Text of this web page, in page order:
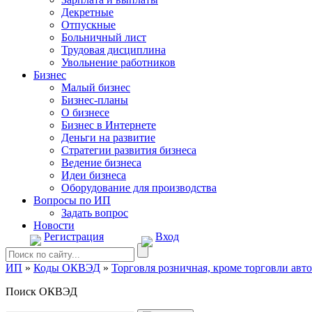
Декретные
Отпускные
Больничный лист
Трудовая дисциплина
Увольнение работников
Бизнес
Малый бизнес
Бизнес-планы
О бизнесе
Бизнес в Интернете
Деньги на развитие
Стратегии развития бизнеса
Ведение бизнеса
Идеи бизнеса
Оборудование для производства
Вопросы по ИП
Задать вопрос
Новости
Регистрация
Вход
ИП » Коды ОКВЭД » Торговля розничная, кроме торговли
Поиск ОКВЭД